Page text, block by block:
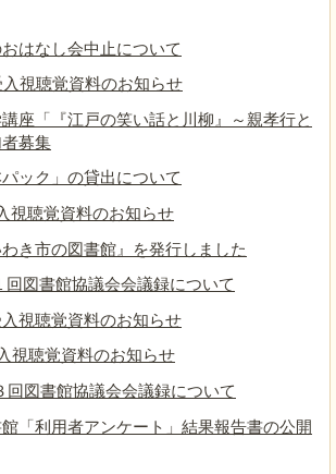
はなし会中止について
視聴覚資料のお知らせ
座「『江戸の笑い話と川柳』～親孝行と
募集
パック」の貸出について
視聴覚資料のお知らせ
き市の図書館』を発行しました
回図書館協議会会議録について
視聴覚資料のお知らせ
視聴覚資料のお知らせ
回図書館協議会会議録について
「利用者アンケート」結果報告書の公開